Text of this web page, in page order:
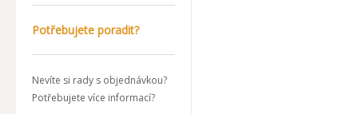
Potřebujete poradit?
Nevíte si rady s objednávkou?
Potřebujete více informací?